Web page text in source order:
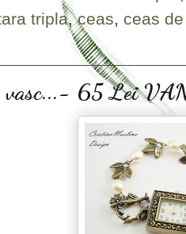
tripla,ceas, ceas
vasc...- 65 Lei